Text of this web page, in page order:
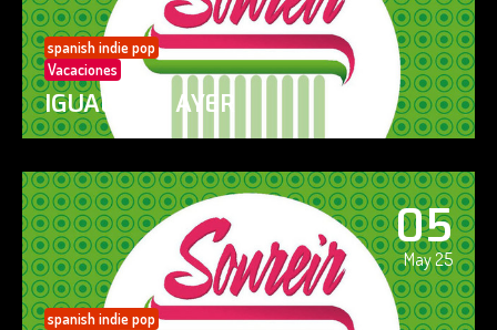
spanish indie pop
Vacaciones
IGUAL QUE AYER
05
May 25
spanish indie pop